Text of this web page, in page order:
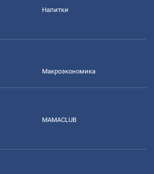
Напитки
Mакроэкономика
MAMACLUB